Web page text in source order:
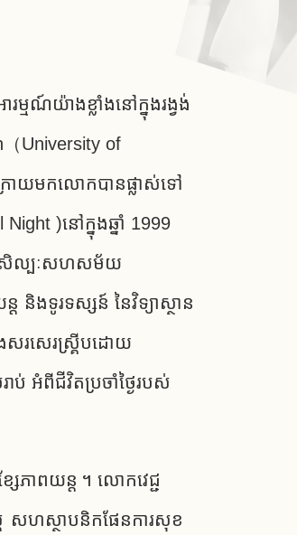
ម្មណ៍យ៉ាងខ្លាំងនៅក្នុងរង្វង់
University of
រោយមក​លោក​បាន​ផ្លាស់​ទៅ​
)នៅក្នុងឆ្នាំ 1999
ង"សិល្បៈសហសម័យ
និងទូរទស្សន៍ នៃវិទ្យាស្ថាន
សរសេរស្គ្រីបដោយ
ប់ អំពីជីវិតប្រចាំថ្ងៃរបស់
ភាពយន្ត ។ លោកវេជ្ជ
រ សហស្ថាបនិកផែនការសុខ